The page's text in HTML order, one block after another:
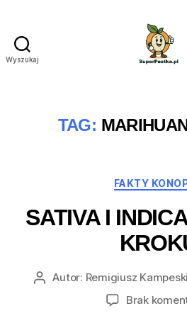
Wyszukaj
TAG:
FAKTY
SATIVA I
AutorAutor: Remigiusz Kampeski
Brak